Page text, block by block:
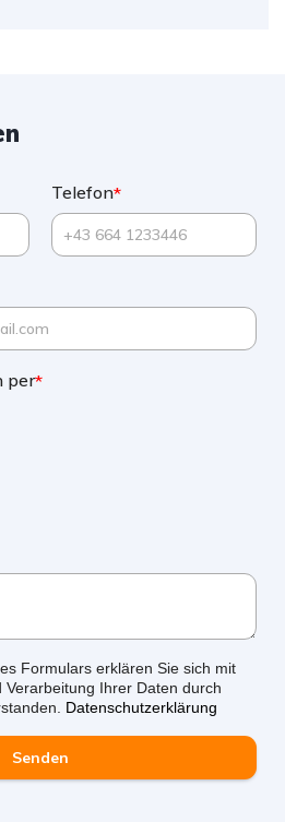
Telefon*
per*
Formulars erklären Sie sich mit
Ihrer Daten durch
Datenschutzerklärung
Senden